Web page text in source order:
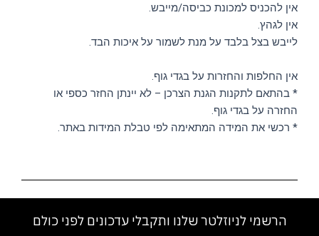
אין להכניס למכונת כביסה/מייבש.
אין לגהץ.
לייבש בצל בלבד על מנת לשמור על איכות הבד.
אין החלפות והחזרות על בגדי גוף.
* בהתאם לתקנות הגנת הצרכן – לא יינתן החזר כספי או
החזרה על בגדי גוף.
* רכשי את המידה המתאימה לפי טבלת המידות באתר.
הרשמי לניוזלטר שלנו ותקבלי עדכונים לפני כולם